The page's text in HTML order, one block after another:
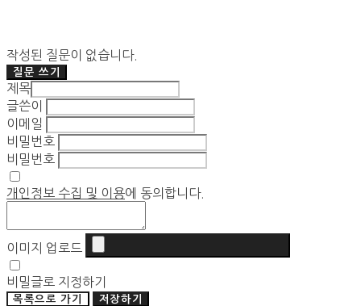
작성된 질문이 없습니다.
질문 쓰기
제목
글쓴이
이메일
비밀번호
비밀번호
개인정보 수집 및 이용에 동의합니다.
이미지 업로드
비밀글로 지정하기
목록으로 가기 저장하기